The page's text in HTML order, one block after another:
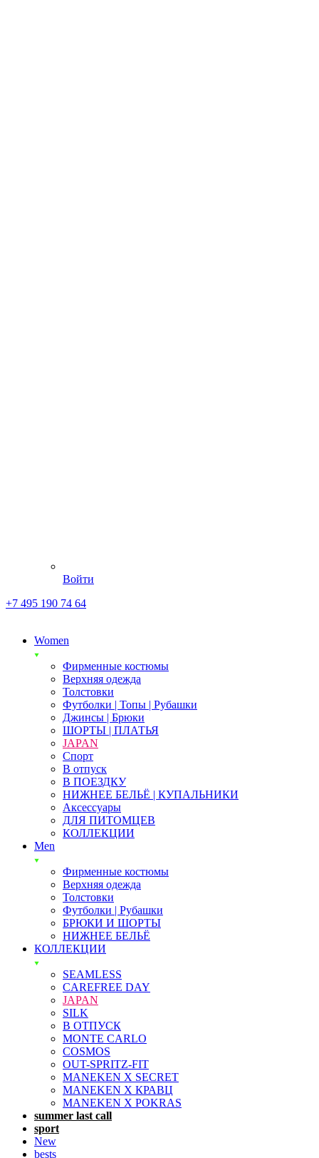
Войти
+7 495 190 74 64
Women
Фирменные костюмы
Верхняя одежда
Толстовки
Футболки | Топы | Рубашки
Джинсы | Брюки
ШОРТЫ | ПЛАТЬЯ
JAPAN
Спорт
В отпуск
В ПОЕЗДКУ
НИЖНЕЕ БЕЛЬЁ | КУПАЛЬНИКИ
Аксессуары
ДЛЯ ПИТОМЦЕВ
КОЛЛЕКЦИИ
Men
Фирменные костюмы
Верхняя одежда
Толстовки
Футболки | Рубашки
БРЮКИ И ШОРТЫ
НИЖНЕЕ БЕЛЬЁ
КОЛЛЕКЦИИ
SEAMLESS
CAREFREE DAY
JAPAN
SILK
В ОТПУСК
MONTE CARLO
COSMOS
OUT-SPRITZ-FIT
MANEKEN X SECRET
MANEKEN X КРАВЦ
MANEKEN X POKRAS
summer last call
sport
New
bests